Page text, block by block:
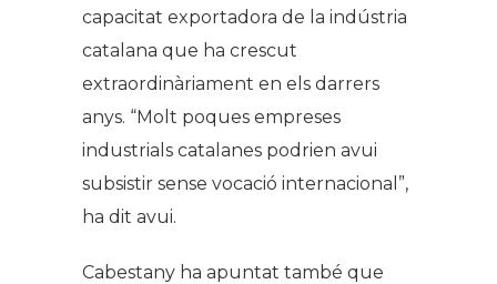
capacitat exportadora de la indústria
catalana que ha crescut
extraordinàriament en els darrers
anys. “Molt poques empreses
industrials catalanes podrien avui
subsistir sense vocació internacional”,
ha dit avui.
Cabestany ha apuntat també que